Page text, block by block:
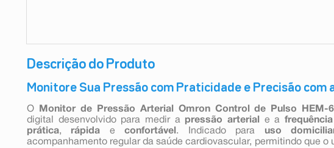
Descrição do Produto
Monitore Sua Pressão com Praticidade e Precisão com
O Monitor de Pressão Arterial Omron Control de Pulso HEM-
digital desenvolvido para medir a pressão arterial e a
prática, rápida econfortável . Indicado para uso
acompanhamento regular da saúde cardiovascular, permitindo que o